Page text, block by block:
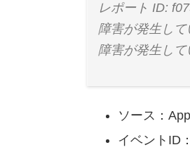
レポート ID:
障害が発生し
障害が発生し
ソース：
イベントID